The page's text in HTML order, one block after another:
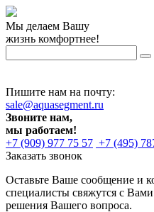
Мы делаем Вашу
жизнь комфортнее!
Пишите нам на почту:
sale@aquasegment.ru
Звоните нам,
мы работаем!
+7 (909) 977 75 57 +7 (495)
Заказать звонок
Оставьте Ваше сообщение и
специалисты свяжутся с
решения Вашего вопроса.